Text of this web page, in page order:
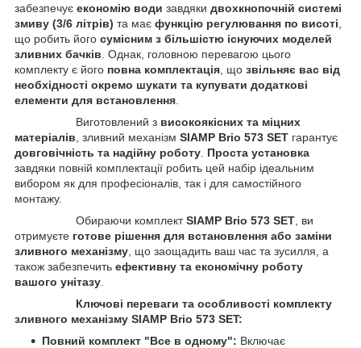
забезпечує економію води завдяки двохкнопочній системі
змиву (3/6 літрів) та має функцію регулювання по висоті
що робить його сумісним з більшістю існуючих моделей
зливних бачків . Однак, головною перевагою цього
комплекту є його повна комплектація , що звільняє вас від
необхідності окремо шукати та купувати додаткові
елементи для встановлення
Виготовлений з високоякісних та міцних
матеріалів , зливний механізм SIAMP Brio 573 SET гарантує
довговічність та надійну роботу Проста установка
завдяки повній комплектації робить цей набір ідеальним
вибором як для професіоналів, так і для самостійного
монтажу.
Обираючи комплектSIAMP Brio 573 SET , ви
отримуєте готове рішення для встановлення або заміни
зливного механізму , що заощадить ваш час та зусилля, а
також забезпечить ефективну та економічну роботу
вашого унітазу
Ключові переваги та особливості комплекту
зливного механізму SIAMP Brio 573 SET:
Повний комплект "Все в одному": Включає